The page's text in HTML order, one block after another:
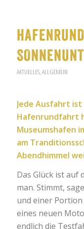
AKTUELLES,ALLGEMEIN
Jede Ausfahrt
Hafenrundfahrt
Museumshafen
am
Abendhimmel
Das Glück ist auf
man. Stimmt,
und einer
eines neuen
endlich die